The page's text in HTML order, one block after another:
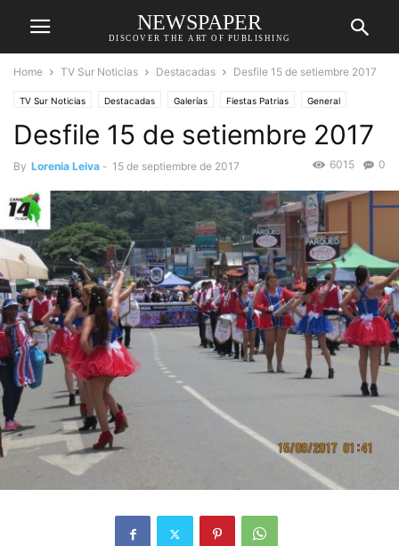
NEWSPAPER
DISCOVER THE ART OF PUBLISHING
Home TV Sur Noticias Destacadas Desfile 15 de setiembre 2017
TV Sur Noticias Destacadas Galerías Fiestas Patrias General
Desfile 15 de setiembre 2017
By Lorenia Leiva - 15 de septiembre de 2017 0
6015